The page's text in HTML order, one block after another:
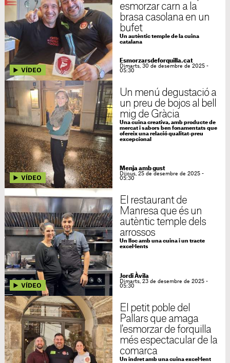
esmorzar carn a la
brasa casolana en un
bufet
Un autèntic temple de la cuina
catalana
Esmorzarsdeforquilla.cat
Dimarts, 30 de desembre de 2025 -
05:30
Un menú degustació a
un preu de bojos al bell
mig de Gràcia
Una cuina creativa, amb producte de
mercat i sabors ben fonamentats que
ofereix una relació qualitat-preu
excepcional
Menja amb gust
Dijous, 25 de desembre de 2025 -
05:30
El restaurant de
Manresa que és un
autèntic temple dels
arrossos
Un lloc amb una cuina i un tracte
excel·lents
Jordi Àvila
Dimarts, 23 de desembre de 2025 -
05:30
El petit poble del
Pallars que amaga
l'esmorzar de forquilla
més espectacular de la
comarca
Un indret amb una cuina excel·lent